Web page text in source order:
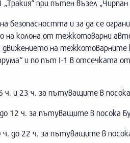
при пътен възел
безопасността и за да се
на колона от тежкотоварни
на тежкотоварните
и по път I-1 в отсечката
и 23 ч. за пътуващите в посока
12 ч. за пътуващите в посока
до 22 ч. за пътуващите в